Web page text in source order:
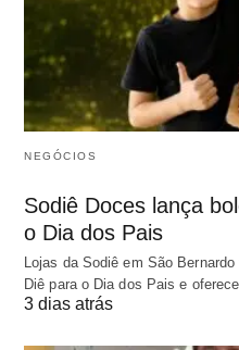
NEGÓCIOS
Sodiê Doces lança
o Dia dos Pais
Lojas da Sodiê em São
Diê para o Dia dos Pais e
3 dias atrás